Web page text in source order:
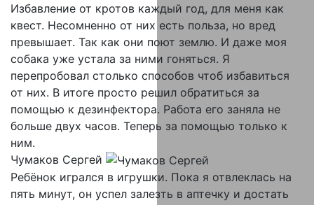
Избавление от кротов каждый год, для меня как
квест. Несомненно от них есть польза, но вред
превышает. Так как они поют землю. И даже моя
собака уже устала за ними гоняться. Я
перепробовал столько способов чтоб избавиться
от них. В итоге просто решил обратиться за
помощью к дезинфектора. Работа его заняла не
больше двух часов. Теперь за помощью только к
ним.
Чумаков Сергей
Ребёнок игрался в игрушки. Пока я отвлеклась на
пять минут, он успел залезть в аптечку и достать